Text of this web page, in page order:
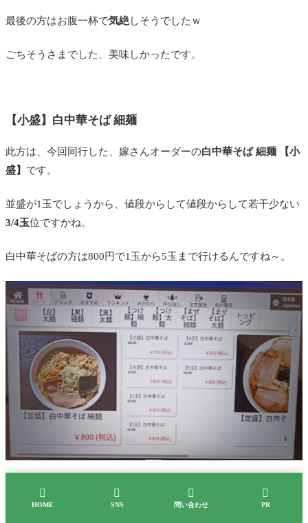
最後の方はお腹一杯で気絶しそうでしたｗ
ごちそうさまでした、美味しかったです。
【小盛】白中華そば 細麺
此方は、今回同行した、嫁さんオーダーの白中華そば 細麺 【小
盛】 です。
並盛が1玉でしょうから、値段からして値段からして若干少ない
3/4玉位ですかね。
白中華そばの方は800円で1玉から5玉まで行けるんですね～。

HOME

SNS

問い合わせ

PR